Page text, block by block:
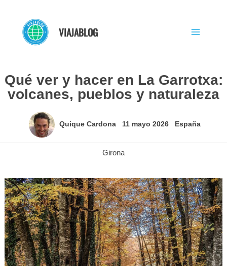
contenido
VIAJABLOG
Qué ver y hacer en La Garrotxa:
volcanes, pueblos y naturaleza
Quique Cardona 11 mayo 2026 España
Girona